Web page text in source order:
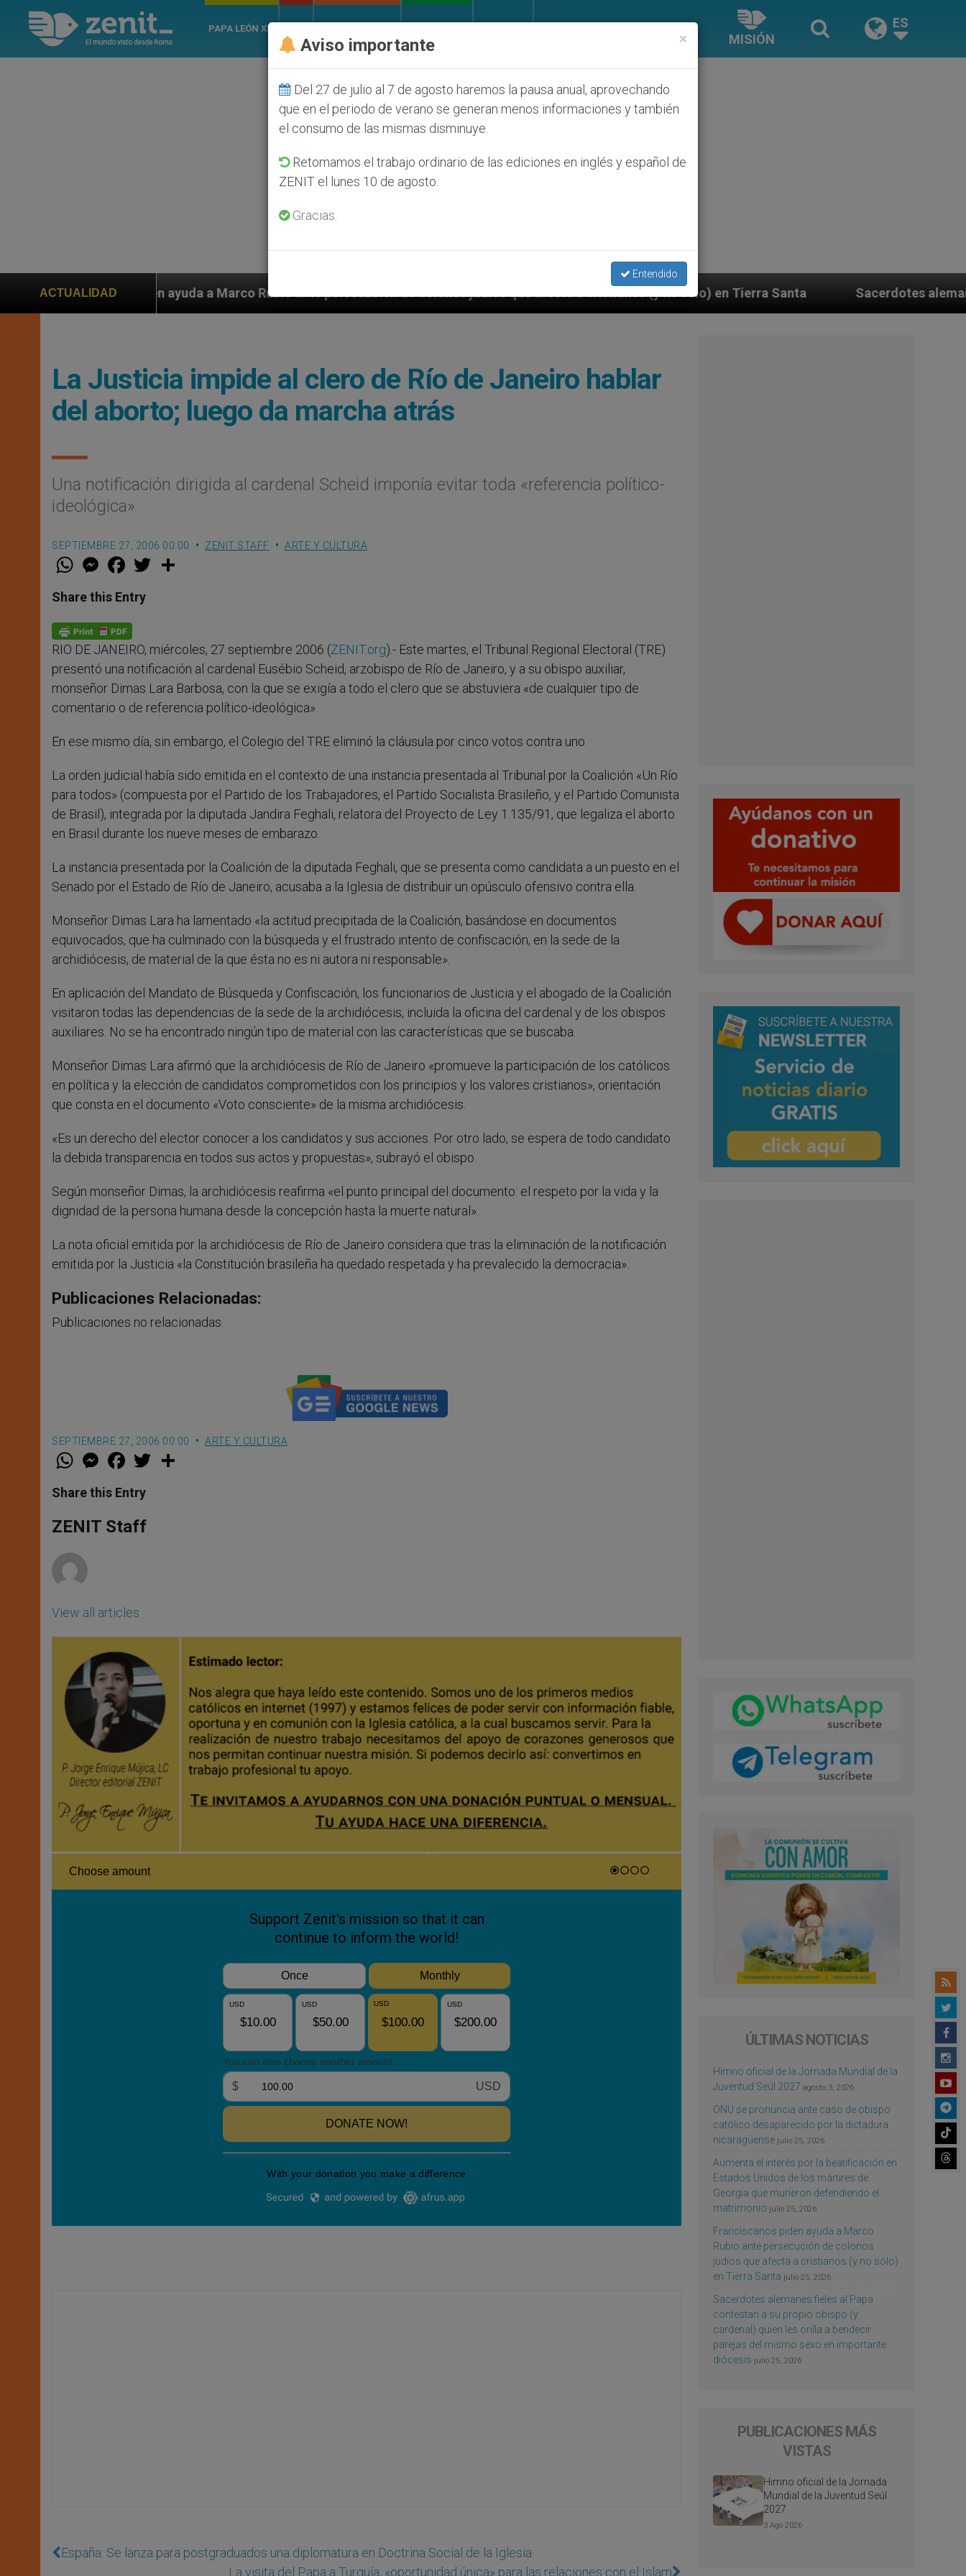
PAPA LEÓN XIV
MISIÓN
ES
ACTUALIDAD
ayuda a Marco Rubio ante persecución de colonos judíos que afecta a cristianos (y no sólo) en Tierra Santa Sacerdotes alemanes fieles al Papa
La Justicia impide al clero de Río de Janeiro hablar
del aborto; luego da marcha atrás
Una notificación dirigida al cardenal Scheid imponía evitar toda «referencia político-
ideológica»
SEPTIEMBRE 27, 2006 00:00 ZENIT STAFF ARTE Y CULTURA
W
t
s
p
p
M
e
s
e
g
e
r
F
a
e
b
o
k
w
Share this Entry
RIO DE JANEIRO, miércoles, 27 septiembre 2006 (ZENIT.org).- Este martes, el Tribunal Regional Electoral (TRE)
presentó una notificación al cardenal Eusébio Scheid, arzobispo de Río de Janeiro, y a su obispo auxiliar,
monseñor Dimas Lara Barbosa, con la que se exigía a todo el clero que se abstuviera «de cualquier tipo de
comentario o de referencia político-ideológica».
En ese mismo día, sin embargo, el Colegio del TRE eliminó la cláusula por cinco votos contra uno.
La orden judicial había sido emitida en el contexto de una instancia presentada al Tribunal por la Coalición «Un Río
para todos» (compuesta por el Partido de los Trabajadores, el Partido Socialista Brasileño, y el Partido Comunista
de Brasil), integrada por la diputada Jandira Feghali, relatora del Proyecto de Ley 1.135/91, que legaliza el aborto
en Brasil durante los nueve meses de embarazo.
La instancia presentada por la Coalición de la diputada Feghali, que se presenta como candidata a un puesto en el
Senado por el Estado de Río de Janeiro, acusaba a la Iglesia de distribuir un opúsculo ofensivo contra ella.
Monseñor Dimas Lara ha lamentado «la actitud precipitada de la Coalición, basándose en documentos
equivocados, que ha culminado con la búsqueda y el frustrado intento de confiscación, en la sede de la
archidiócesis, de material de la que ésta no es ni autora ni responsable».
En aplicación del Mandato de Búsqueda y Confiscación, los funcionarios de Justicia y el abogado de la Coalición
visitaron todas las dependencias de la sede de la archidiócesis, incluida la oficina del cardenal y de los obispos
auxiliares. No se ha encontrado ningún tipo de material con las características que se buscaba.
Monseñor Dimas Lara afirmó que la archidiócesis de Río de Janeiro «promueve la participación de los católicos
en política y la elección de candidatos comprometidos con los principios y los valores cristianos», orientación
que consta en el documento «Voto consciente» de la misma archidiócesis.
«Es un derecho del elector conocer a los candidatos y sus acciones. Por otro lado, se espera de todo candidato
la debida transparencia en todos sus actos y propuestas», subrayó el obispo.
Según monseñor Dimas, la archidiócesis reafirma «el punto principal del documento: el respeto por la vida y la
dignidad de la persona humana desde la concepción hasta la muerte natural».
La nota oficial emitida por la archidiócesis de Río de Janeiro considera que tras la eliminación de la notificación
emitida por la Justicia «la Constitución brasileña ha quedado respetada y ha prevalecido la democracia».
Publicaciones Relacionadas:
Publicaciones no relacionadas.
SEPTIEMBRE 27, 2006 00:00 ARTE Y CULTURA
W
t
s
p
p
M
e
s
e
g
e
F
a
e
b
o
k
w
Share this Entry
ZENIT Staff
View all articles
España: Se lanza para postgraduados una diplomatura en Doctrina Social de la Iglesia
La visita del Papa a Turquía, «oportunidad única» para las relaciones con el Islam
ÚLTIMAS NOTICIAS
Himno oficial de la Jornada Mundial de la
Juventud Seúl 2027 agosto 3, 2026
ONU se pronuncia ante caso de obispo
católico desaparecido por la dictadura
nicaragüense julio 25, 2026
Aumenta el interés por la beatificación en
Estados Unidos de los mártires de
Georgia que murieron defendiendo el
matrimonio julio 25, 2026
Franciscanos piden ayuda a Marco
Rubio ante persecución de colonos
judíos que afecta a cristianos (y no sólo)
en Tierra Santa julio 25, 2026
Sacerdotes alemanes fieles al Papa
contestan a su propio obispo (y
cardenal) quien les orilla a bendecir
parejas del mismo sexo en importante
diócesis julio 25, 2026
PUBLICACIONES MÁS
VISTAS
Himno oficial de la Jornada
Mundial de la Juventud Seúl
2027
3 Ago 2026
×
Aviso importante
Del 27 de julio al 7 de agosto haremos la pausa anual, aprovechando
que en el periodo de verano se generan menos informaciones y también
el consumo de las mismas disminuye.
Retomamos el trabajo ordinario de las ediciones en inglés y español de
ZENIT el lunes 10 de agosto.
Gracias.
Entendido